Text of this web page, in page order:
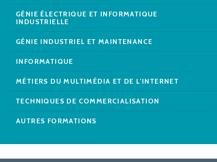
GÉNIE ÉLECTRIQUE ET INFORMATIQUE
INDUSTRIELLE
GÉNIE INDUSTRIEL ET MAINTENANCE
INFORMATIQUE
MÉTIERS DU MULTIMÉDIA ET DE L'INTERNET
TECHNIQUES DE COMMERCIALISATION
AUTRES FORMATIONS